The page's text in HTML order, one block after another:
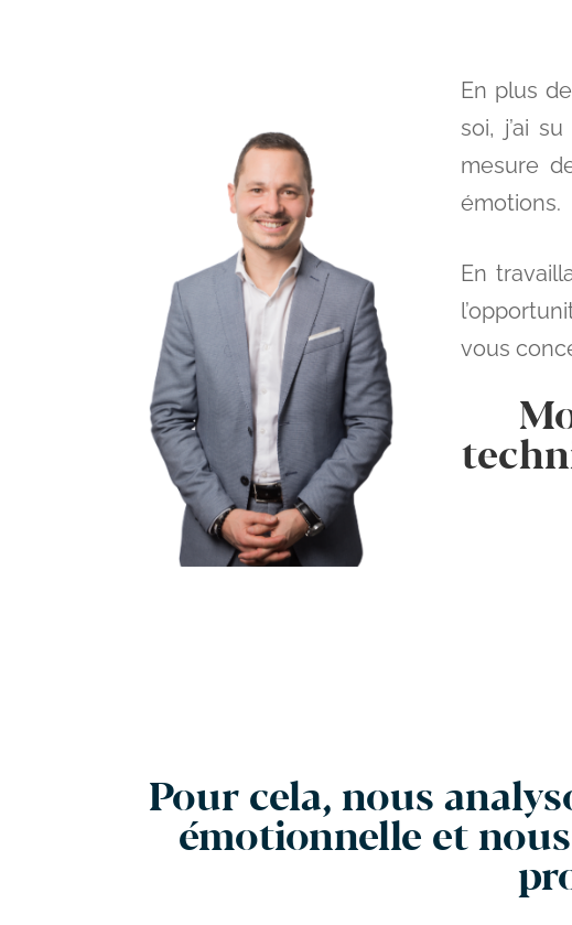
En plus
soi, j’ai
mesure
émotions.
En
vous
Pour cela, nous
émotionnelle et